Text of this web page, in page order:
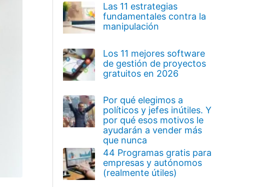
Las 11 estrategias
fundamentales contra la
manipulación
Los 11 mejores software
de gestión de proyectos
gratuitos en 2026
Por qué elegimos a
políticos y jefes inútiles. Y
por qué esos motivos le
ayudarán a vender más
que nunca
44 Programas gratis para
empresas y autónomos
(realmente útiles)